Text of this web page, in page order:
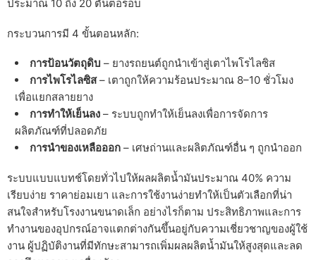
ประมาณ 10 ถึง 20 ตันต่อรอบ
กระบวนการมี 4 ขั้นตอนหลัก:
การป้อนวัตถุดิบ – ยางรถยนต์ถูกนำเข้าสู่เตาไพโรไลซิส
การไพโรไลซิส– เตาถูกให้ความร้อนประมาณ 8–10 ชั่วโมง
เพื่อแยกสลายยาง
การทำให้เย็นลง – ระบบถูกทำให้เย็นลงเพื่อการจัดการ
ผลิตภัณฑ์ที่ปลอดภัย
การนำของเหลือออก – เศษถ่านและผลิตภัณฑ์อื่น ๆ ถูกนำออก
ระบบแบบแบทช์โดยทั่วไปให้ผลผลิตน้ำมันประมาณ 40% ความ
เรียบง่าย ราคาย่อมเยา และการใช้งานง่ายทำให้เป็นตัวเลือกที่น่า
สนใจสำหรับโรงงานขนาดเล็ก อย่างไรก็ตาม ประสิทธิภาพและการ
ทำงานของอุปกรณ์อาจแตกต่างกันขึ้นอยู่กับความเชี่ยวชาญของผู้ใช้
งาน ผู้ปฏิบัติงานที่มีทักษะสามารถเพิ่มผลผลิตน้ำมันให้สูงสุดและลด